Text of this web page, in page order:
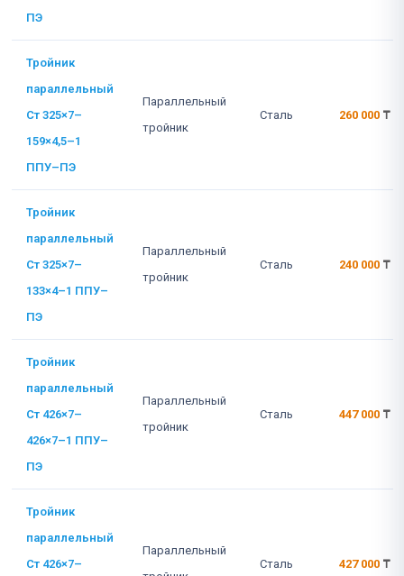
ПЭ
Тройник
параллельный
Ст 325×7–
159×4,5–1
ППУ–ПЭ
Параллельный
тройник
Сталь 260 000 ₸
Тройник
параллельный
Ст 325×7–
133×4–1 ППУ–
ПЭ
Параллельный
тройник
Сталь 240 000 ₸
Тройник
параллельный
Ст 426×7–
426×7–1 ППУ–
ПЭ
Параллельный
тройник
Сталь 447 000 ₸
Тройник
параллельный
Ст 426×7–
Параллельный
Сталь 427 000 ₸